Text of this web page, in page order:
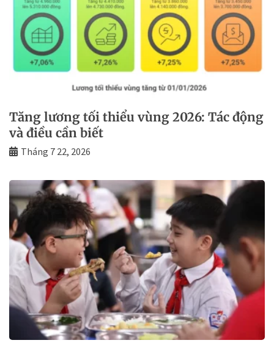
Tăng lương tối thiểu vùng 2026: Tác động
và điều cần biết
Tháng 7 22, 2026